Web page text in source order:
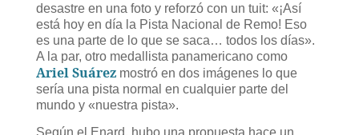
desastre en una foto y reforzó con un tuit: «¡Así
está hoy en día la Pista Nacional de Remo! Eso
es una parte de lo que se saca… todos los días».
A la par, otro medallista panamericano como
Ariel Suárez mostró en dos imágenes lo que
sería una pista normal en cualquier parte del
mundo y «nuestra pista».
Según el Enard, hubo una propuesta hace un